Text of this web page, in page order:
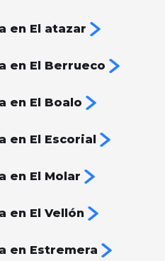
en El atazar
en El Berrueco
en El Boalo
en El Escorial
en El Molar
en El Vellón
en Estremera